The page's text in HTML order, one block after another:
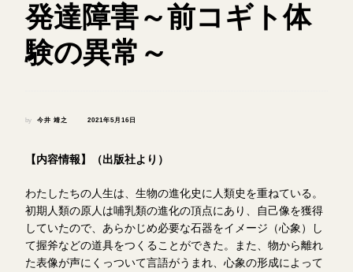
発達障害～前コギト体
験の異常～
by 今井 靖之 2021年5月16日
【内容情報】（出版社より）
わたしたちの人生は、生物の進化史に人類史を重ねている。
初期人類の原人は哺乳類の進化の頂点にあり、自己像を獲得
していたので、あらかじめ必要な石器をイメージ（心象）し
て握斧などの道具をつくることができた。また、物から離れ
た表像が声にくっついて言語がうまれ、心象の形成によって